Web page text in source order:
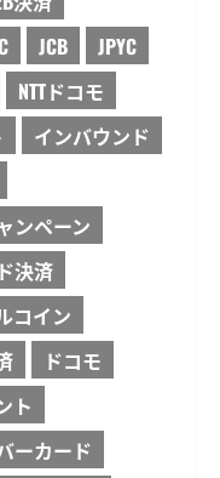
JCB
JPYC
NTTドコモ
インバウンド
ンペーン
決済
コイン
ドコモ
ト
ーカード